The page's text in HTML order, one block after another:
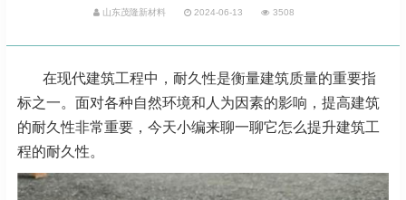
山东茂隆新材料 2024-06-13 3508
在现代建筑工程中，耐久性是衡量建筑质量的重要指
标之一。面对各种自然环境和人为因素的影响，提高建筑
的耐久性非常重要，今天小编来聊一聊它怎么提升建筑工
程的耐久性。